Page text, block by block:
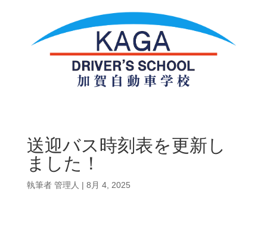
送迎バス時刻表を更新し
ました！
執筆者 管理人 | 8月 4, 2025